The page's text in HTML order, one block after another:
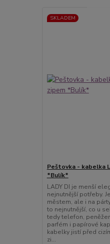
SKLADEM
Peštovka - kabelka
*Bulík*
LADY DI je menší
nejnutnější potřeby.
městem, ale i na
to nejnutnější, co u
tedy telefon,
parfém i papírové
kabelky jistí před
zi...